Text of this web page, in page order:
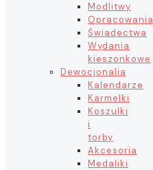
Modlitwy
Opracowania
Świadectwa
Wydania
kieszonkowe
Dewocjonalia
Kalendarze
Karmelki
Koszulki
i
torby
Akcesoria
Medaliki